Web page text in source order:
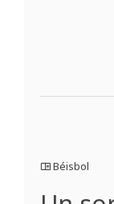
Béisbol